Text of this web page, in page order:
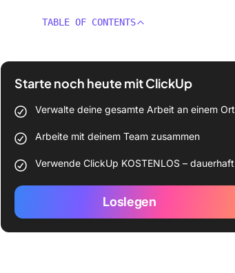
TABLE OF CONTENTS
Starte noch heute mit ClickUp
Verwalte deine gesamte Arbeit an einem Ort
Arbeite mit deinem Team zusammen
Verwende ClickUp KOSTENLOS – dauerhaft
Loslegen